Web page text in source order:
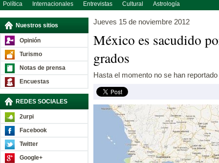
Política Internacionales Entrevistas Cultural Astrología
Nuestros sitios
Opinión
Turismo
Notas de prensa
Encuestas
REDES SOCIALES
2urpi
Facebook
Twitter
Google+
Jueves 15 de noviembre 2012
México es sacudido
grados
Hasta el momento no se han